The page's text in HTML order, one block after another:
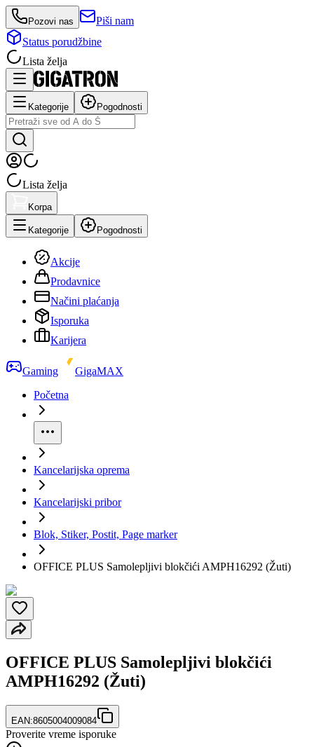
Pozovi nas
Piši nam
Status porudžbine
Lista želja
Kategorije Pogodnosti
Lista želja
Korpa
Kategorije Pogodnosti
Akcije
Prodavnice
Načini plaćanja
Isporuka
Karijera
Gaming
GigaMAX
Početna
Kancelarijska oprema
Kancelarijski pribor
Blok, Stiker, Postit, Page marker
OFFICE PLUS Samolepljivi blokčići AMPH16292 (Žuti)
OFFICE PLUS Samolepljivi blokčići
AMPH16292 (Žuti)
EAN:8605004009084
Proverite vreme isporuke